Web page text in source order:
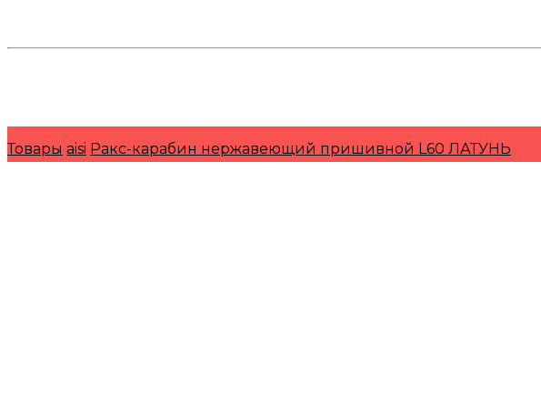
Товары aisi Ракс-карабин нержавеющий пришивной L60 ЛАТУНЬ